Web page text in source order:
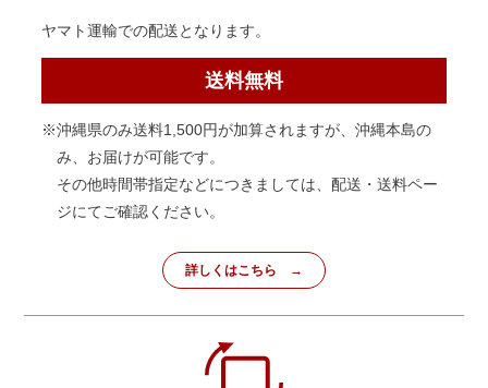
ヤマト運輸での配送となります。
送料無料
※沖縄県のみ送料1,500円が加算されますが、沖縄本島の
み、お届けが可能です。
その他時間帯指定などにつきましては、配送・送料ペー
ジにてご確認ください。
詳しくはこちら